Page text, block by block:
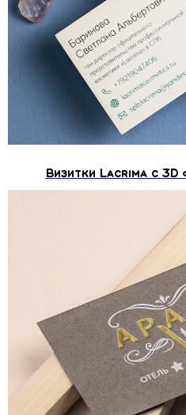
Визитки Lacrima с 3D